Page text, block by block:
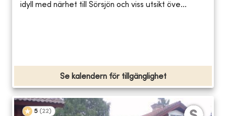
idyll med närhet till Sörsjön och viss utsikt öve...
Se kalendern för tillgänglighet
5 (22)